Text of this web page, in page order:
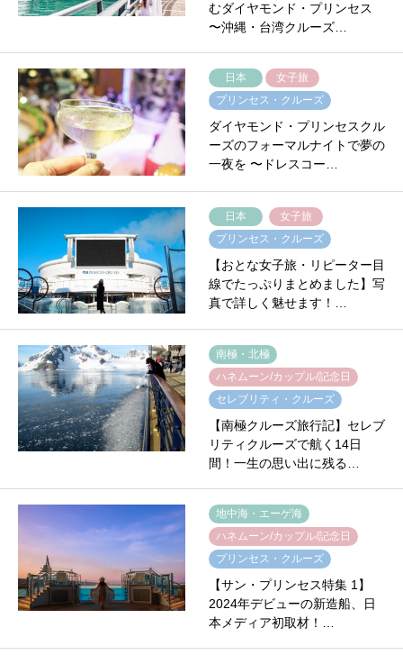
むダイヤモンド・プリンセス
〜沖縄・台湾クルーズ…
日本
女子旅
プリンセス・クルーズ
ダイヤモンド・プリンセスクル
ーズのフォーマルナイトで夢の
一夜を 〜ドレスコー…
日本
女子旅
プリンセス・クルーズ
【おとな女子旅・リピーター目
線でたっぷりまとめました】写
真で詳しく魅せます！…
南極・北極
ハネムーン/カップル/記念日
セレブリティ・クルーズ
【南極クルーズ旅行記】セレブ
リティクルーズで航く14日
間！一生の思い出に残る…
地中海・エーゲ海
ハネムーン/カップル/記念日
プリンセス・クルーズ
【サン・プリンセス特集 1】
2024年デビューの新造船、日
本メディア初取材！…